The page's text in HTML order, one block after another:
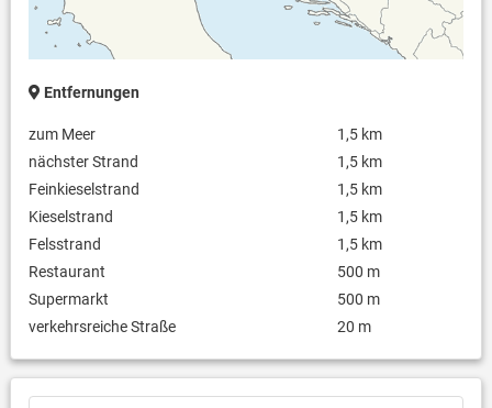
Entfernungen
zum Meer
1,5 km
nächster Strand
1,5 km
Feinkieselstrand
1,5 km
Kieselstrand
1,5 km
Felsstrand
1,5 km
Restaurant
500 m
Supermarkt
500 m
verkehrsreiche Straße
20 m